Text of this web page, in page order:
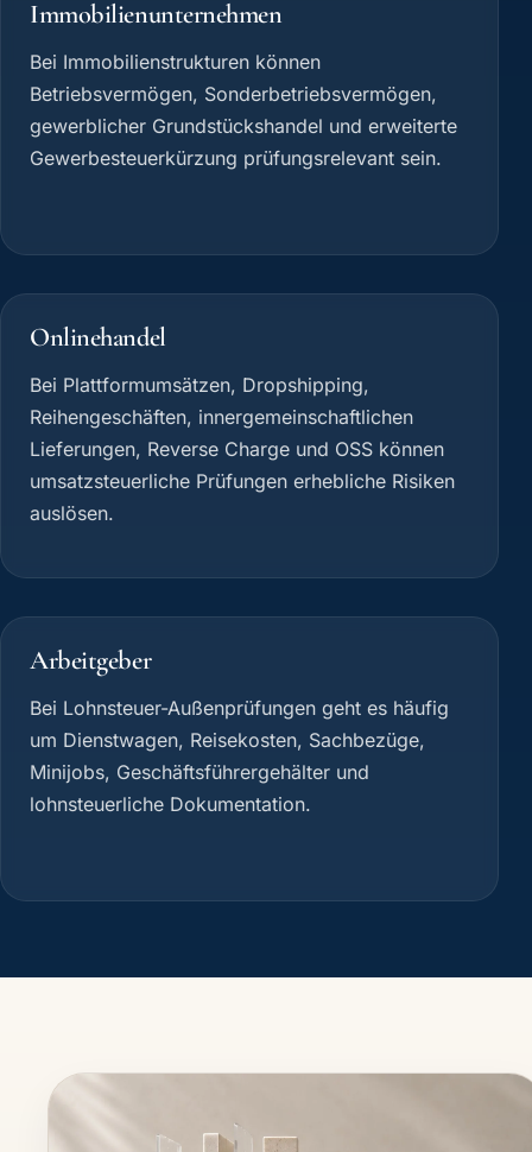
Immobilienunternehmen
Bei Immobilienstrukturen können
Betriebsvermögen, Sonderbetriebsvermögen,
gewerblicher Grundstückshandel und erweiterte
Gewerbesteuerkürzung prüfungsrelevant sein.
Onlinehandel
Bei Plattformumsätzen, Dropshipping,
Reihengeschäften, innergemeinschaftlichen
Lieferungen, Reverse Charge und OSS können
umsatzsteuerliche Prüfungen erhebliche Risiken
auslösen.
Arbeitgeber
Bei Lohnsteuer-Außenprüfungen geht es häufig
um Dienstwagen, Reisekosten, Sachbezüge,
Minijobs, Geschäftsführergehälter und
lohnsteuerliche Dokumentation.